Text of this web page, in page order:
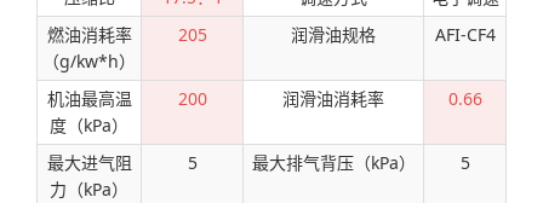
燃油消耗率
（g/kw*h）
205 润滑油规格 AFI-CF4
机油最高温
度（kPa）
200 润滑油消耗率 0.66
最大进气阻
力（kPa）
5 最大排气背压（kPa） 5